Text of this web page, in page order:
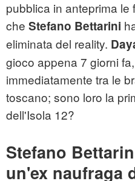
pubblica in anteprima
che Stefano Bettarini
eliminata del reality.
gioco appena 7 giorni
immediatamente tra le
toscano; sono loro la
dell'Isola 12?
Stefano
un'ex naufraga